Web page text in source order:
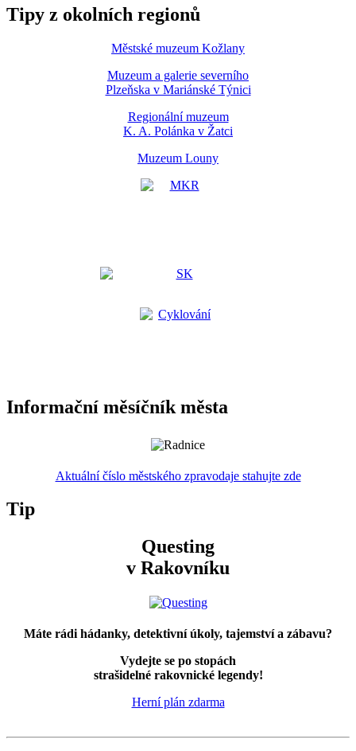
Tipy z okolních regionů
Městské muzeum Kožlany
Muzeum a galerie severního
Plzeňska v Mariánské Týnici
Regionální muzeum
K. A. Polánka v Žatci
Muzeum Louny
Informační měsíčník města
Aktuální číslo městského zpravodaje stahujte zde
Tip
Questing
v Rakovníku
Máte rádi hádanky, detektivní úkoly, tajemství a zábavu?
Vydejte se po stopách
strašidelné rakovnické legendy!
Herní plán zdarma